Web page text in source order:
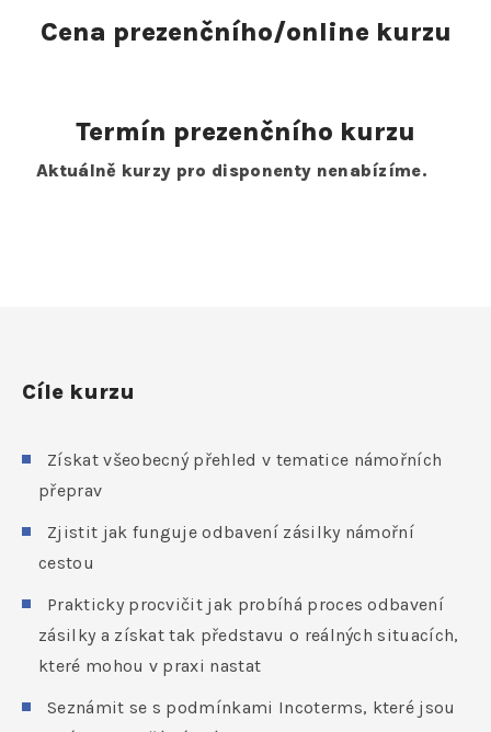
Cena prezenčního/online kurzu
Termín prezenčního kurzu
Aktuálně kurzy pro disponenty nenabízíme.
Cíle kurzu
Získat všeobecný přehled v tematice námořních
přeprav
Zjistit jak funguje odbavení zásilky námořní
cestou
Prakticky procvičit jak probíhá proces odbavení
zásilky a získat tak představu o reálných situacích,
které mohou v praxi nastat
Seznámit se s podmínkami Incoterms, které jsou